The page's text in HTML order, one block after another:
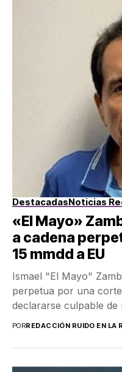
DestacadasNoticias
«El Mayo»
a cadena
15 mmdd a EU
Ismael "El Mayo"
perpetua por una
declararse culpable
PORREDACCIÓN RUIDO EN LA